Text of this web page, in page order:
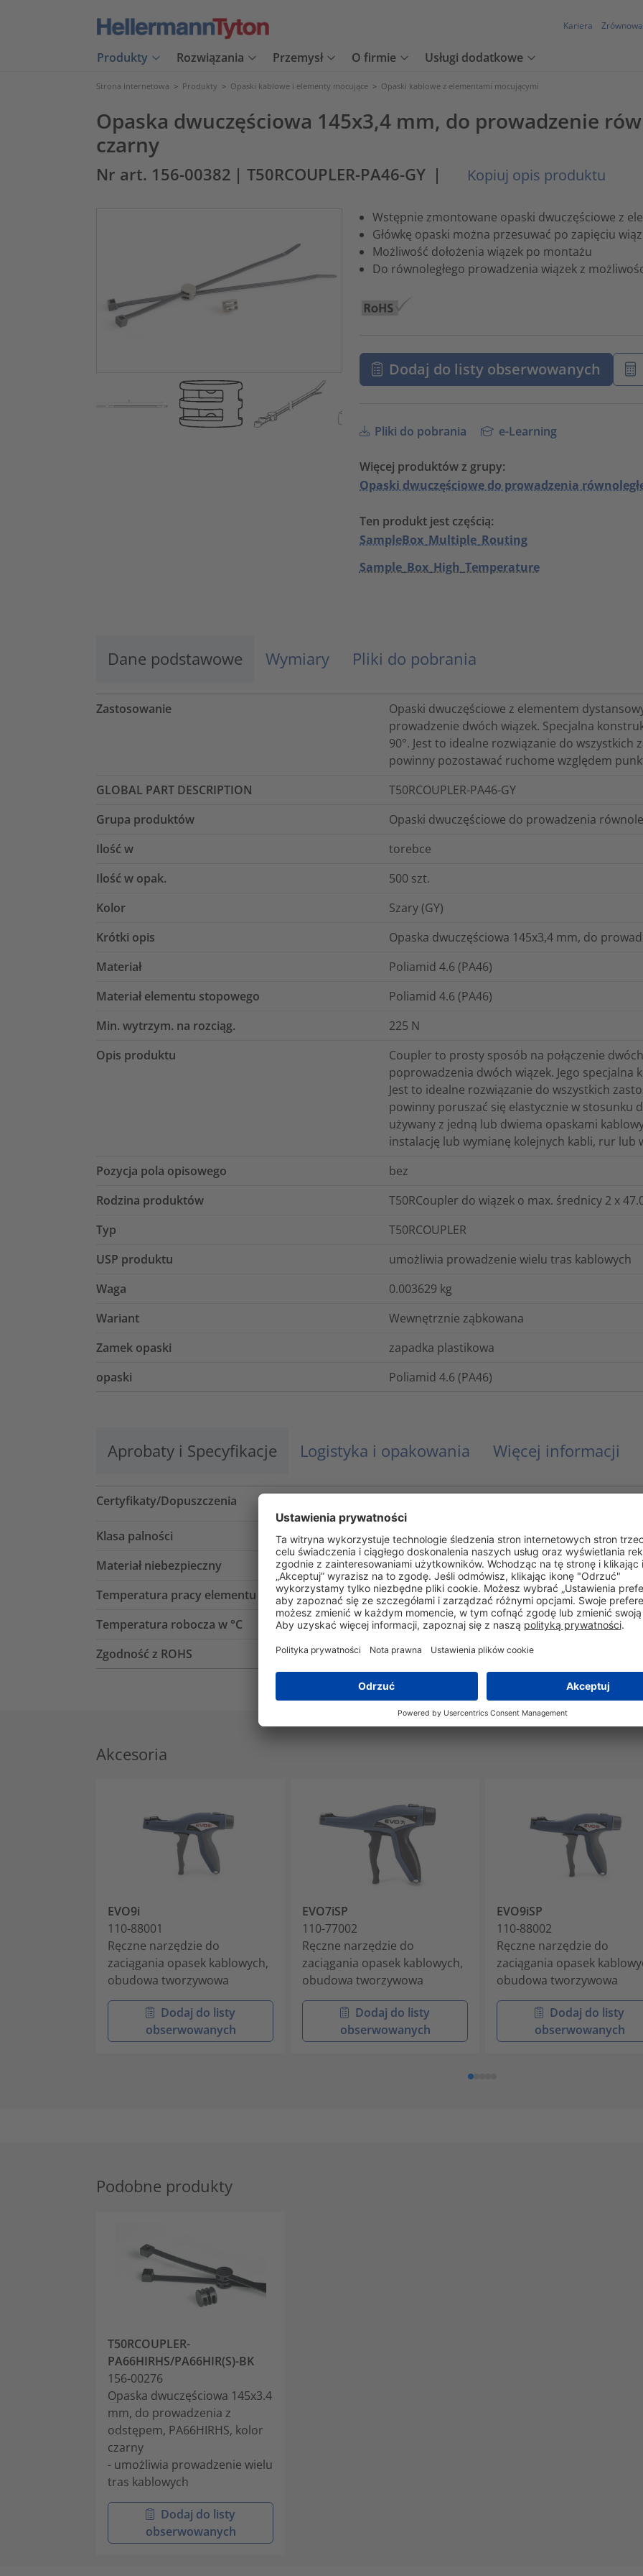
Kariera
Produkty Rozwiązania Przemysł O firmie Usługi dodatkowe
Strona internetowa > Produkty > Opaski kablowe i elementy mocujące > Opaski kablowe z elementami mocującymi
Opaska dwuczęściowa 145x3,4 mm, do prowadzenie
czarny
Nr art. 156-00382 | T50RCOUPLER-PA46-GY | Kopiuj opis produktu
Wstępnie zmontowane opaski dwuczęściowe z
Główkę opaski można przesuwać po zapięciu
Możliwość dołożenia wiązek po montażu
Do równoległego prowadzenia wiązek z
Dodaj do listy obserwowanych
Pliki do pobrania e-Learning
Więcej produktów z grupy:
Opaski dwuczęściowe do prowadzenia
Ten produkt jest częścią:
SampleBox_Multiple_Routing
Sample_Box_High_Temperature
Dane podstawowe Wymiary Pliki do pobrania
Zastosowanie
Opaski dwuczęściowe z elementem
prowadzenie dwóch wiązek. Specjalna
90°. Jest to idealne rozwiązanie do
powinny pozostawać ruchome względem
GLOBAL PART DESCRIPTION
T50RCOUPLER-PA46-GY
Grupa produktów
Opaski dwuczęściowe do prowadzenia
Ilość w
torebce
Ilość w opak.
500 szt.
Kolor
Szary (GY)
Krótki opis
Opaska dwuczęściowa 145x3,4 mm, do
Materiał
Poliamid 4.6 (PA46)
Materiał elementu stopowego
Poliamid 4.6 (PA46)
Min. wytrzym. na rozciąg.
225 N
Opis produktu
Coupler to prosty sposób na połączenie
poprowadzenia dwóch wiązek. Jego
Jest to idealne rozwiązanie do wszystkich
powinny poruszać się elastycznie w stosunku
używany z jedną lub dwiema opaskami
instalację lub wymianę kolejnych kabli, rur lub
Pozycja pola opisowego
bez
Rodzina produktów
T50RCoupler do wiązek o max. średnicy 2 x
Typ
T50RCOUPLER
USP produktu
umożliwia prowadzenie wielu tras kablowych
Waga
0.003629 kg
Wariant
Wewnętrznie ząbkowana
Zamek opaski
zapadka plastikowa
opaski
Poliamid 4.6 (PA46)
Aprobaty i Specyfikacje Logistyka i opakowania Więcej informacji
Certyfikaty/Dopuszczenia
Klasa palności
UL 94 V2
Materiał niebezpieczny
Nie
Temperatura pracy elementu mocującego (°C)
-40°C do +130°C, (+150°C, 5000 h; +195°C, 500
Temperatura robocza w °C
-40°C do +150°C
Zgodność z ROHS
Tak
Akcesoria
EVO9i
110-88001
Ręczne narzędzie do
zaciągania opasek kablowych,
obudowa tworzywowa
Dodaj do listy
obserwowanych
EVO7iSP
110-77002
Ręczne narzędzie do
zaciągania opasek kablowych,
obudowa tworzywowa
Dodaj do listy
obserwowanych
EVO9iSP
110-88002
Ręczne narzędzie do
zaciągania opasek
obudowa tworzywowa
Dodaj do listy
obserwowanych
Podobne produkty
T50RCOUPLER-
PA66HIRHS/PA66HIR(S)-BK
156-00276
Opaska dwuczęściowa 145x3.4
mm, do prowadzenia z
odstępem, PA66HIRHS, kolor
czarny
- umożliwia prowadzenie wielu
tras kablowych
Dodaj do listy
obserwowanych